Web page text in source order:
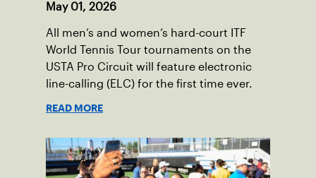
May 01, 2026
All men’s and women’s hard-court ITF
World Tennis Tour tournaments on the
USTA Pro Circuit will feature electronic
line-calling (ELC) for the first time ever.
READ MORE